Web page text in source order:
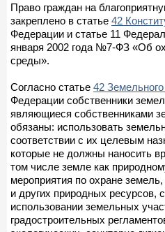
Право граждан на
закреплено в статье 42
Федерации и статье 11
января 2002 года №7-ФЗ «Об
среды».
Согласно статье 42
Федерации собственники
являющиеся собственниками
обязаны: использовать
соответствии с их целевым
которые не должны наносить
том числе земле как
мероприятия по охране
и других природных ресурсов,
использовании земельных
градостроительных